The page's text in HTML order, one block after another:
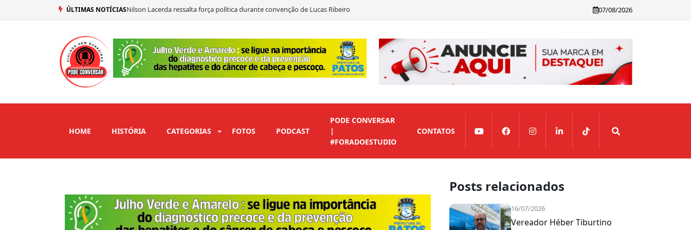
ÚLTIMAS NOTÍCIASNilson Lacerda ressalta força política durante convenção de Lucas Ribeiro
Mersinho Lucena confirma seu voto em André Gadelha para o Senado
Adriano Galdino abre mão de vaga de vice para preservar candidaturas do Republicanos
07/08/2026
HOME HISTÓRIA CATEGORIAS FOTOS PODCAST
PODE CONVERSAR
|
#FORADOESTUDIO
CONTATOS
Posts relacionados
16/07/2026
Vereador Héber Tiburtino